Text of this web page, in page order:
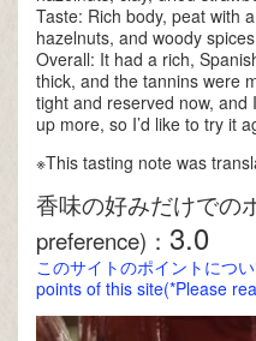
Taste: Rich body, peat with
hazelnuts, and woody
Overall: It had a rich,
thick, and the tannins were
tight and reserved now, and
up more, so I’d like to try it
※This tasting note was
香味の好みだけでの
preference)： 3.0
このサイトのポイントにつ
points of this site(*Please